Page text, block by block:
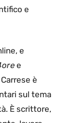
e
e
e
è
sul tema
È scrittore,